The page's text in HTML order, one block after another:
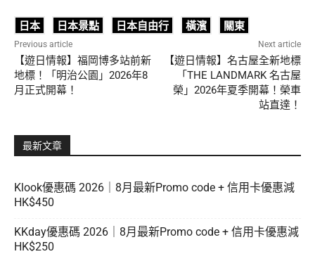
日本 日本景點 日本自由行 橫濱 關東
Previous article
【遊日情報】福岡博多站前新
地標！「明治公園」2026年8
月正式開幕！
Next article
【遊日情報】名古屋全新地標
「THE LANDMARK 名古屋
榮」2026年夏季開幕！榮車
站直達！
最新文章
Klook優惠碼 2026｜8月最新Promo code + 信用卡優惠減
HK$450
KKday優惠碼 2026｜8月最新Promo code + 信用卡優惠減
HK$250